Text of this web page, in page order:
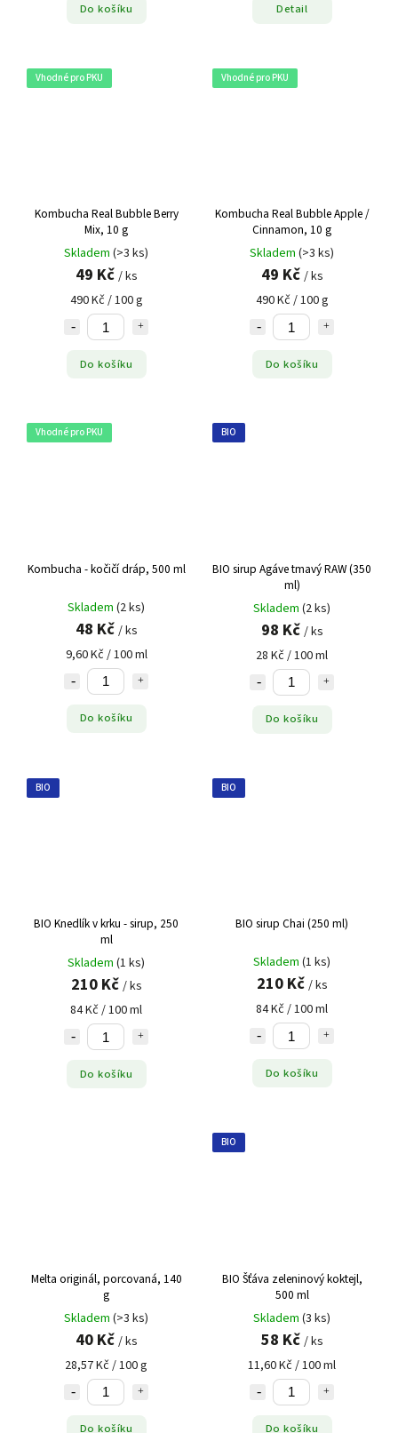
Do košíku Detail
Vhodné pro PKU
Kombucha Real Bubble Berry
Mix, 10 g
Skladem (>3 ks)
49 Kč / ks
490 Kč / 100 g
Do košíku
Vhodné pro PKU
Kombucha Real Bubble Apple /
Cinnamon, 10 g
Skladem (>3 ks)
49 Kč / ks
490 Kč / 100 g
Do košíku
Vhodné pro PKU
Kombucha - kočičí dráp, 500 ml
Skladem (2 ks)
48 Kč / ks
9,60 Kč / 100 ml
Do košíku
BIO
BIO sirup Agáve tmavý RAW (350
ml)
Skladem (2 ks)
98 Kč / ks
28 Kč / 100 ml
Do košíku
BIO
BIO Knedlík v krku - sirup, 250
ml
Skladem (1 ks)
210 Kč / ks
84 Kč / 100 ml
Do košíku
BIO
BIO sirup Chai (250 ml)
Skladem (1 ks)
210 Kč / ks
84 Kč / 100 ml
Do košíku
Melta originál, porcovaná, 140
g
Skladem (>3 ks)
40 Kč / ks
28,57 Kč / 100 g
Do košíku
BIO
BIO Šťáva zeleninový koktejl,
500 ml
Skladem (3 ks)
58 Kč / ks
11,60 Kč / 100 ml
Do košíku